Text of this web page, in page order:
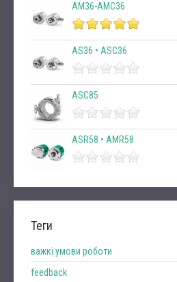
AM36-AMC36
AS36 • ASC36
ASC85
ASR58 • AMR58
Теги
важкі умови роботи
feedback